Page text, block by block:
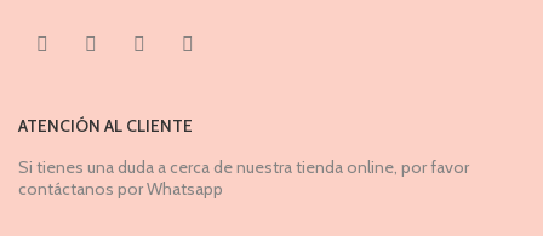
ATENCIÓN AL CLIENTE
Si tienes una duda a cerca de nuestra tienda online, por favor
contáctanos por Whatsapp